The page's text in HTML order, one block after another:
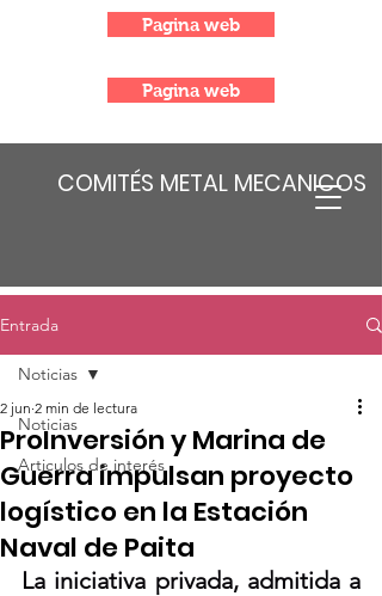
COMITÉS METAL MECANICOS
Pagina web
Pagina web
Entrada
Noticias
Articulos de interés
Noticias
ProInversión y Marina de
Guerra impulsan proyecto
logístico en la Estación
Naval de Paita
2 jun 2 min de lectura
La iniciativa privada, admitida a